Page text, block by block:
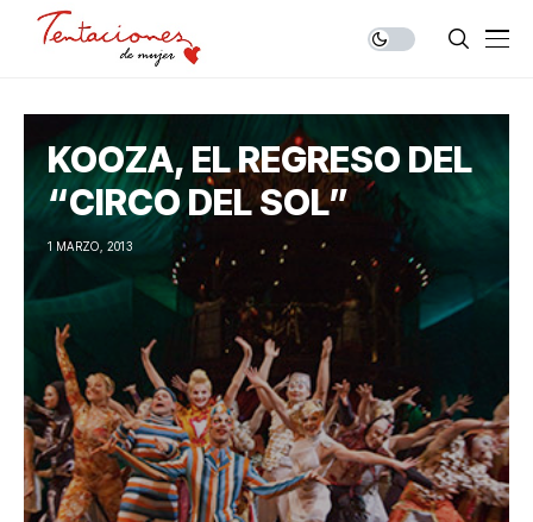
KOOZA, EL REGRESO DEL
“CIRCO DEL SOL”
1 MARZO, 2013